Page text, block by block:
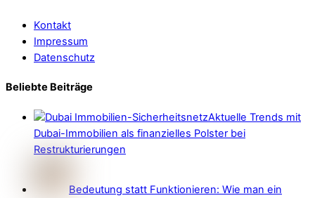
Kontakt
Impressum
Datenschutz
Beliebte Beiträge
Aktuelle Trends mit
Dubai-Immobilien als finanzielles Polster bei
Restrukturierungen
Bedeutung statt Funktionieren: Wie man ein